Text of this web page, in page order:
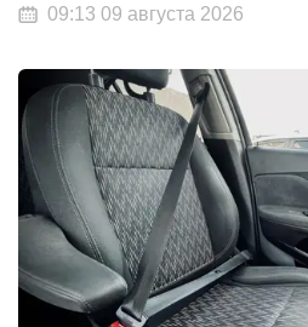
09:13 09 августа 2026